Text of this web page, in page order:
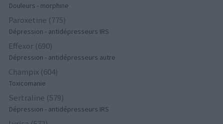
Douleurs - morphine
Paroxetine (775)
Dépression - antidépresseurs IRS
Effexor (690)
Dépression - antidépresseurs autre
Champix (604)
Toxicomanie
Sertraline (579)
Dépression - antidépresseurs IRS